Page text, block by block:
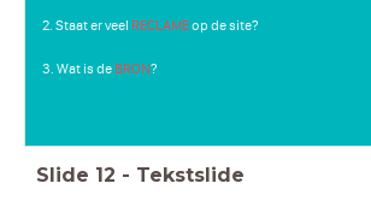
2. Staat er veel RECLAMEop de site?
3. Wat is de BRON?
Slide 12 - Tekstslide